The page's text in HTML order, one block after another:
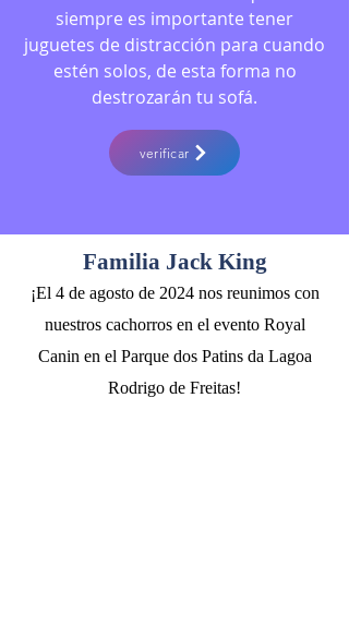
siempre es importante tener
juguetes de distracción para cuando
estén solos, de esta forma no
destrozarán tu sofá.
verificar
Familia Jack King
¡El 4 de agosto de 2024 nos reunimos con
nuestros cachorros en el evento Royal
Canin en el Parque dos Patins da Lagoa
Rodrigo de Freitas!